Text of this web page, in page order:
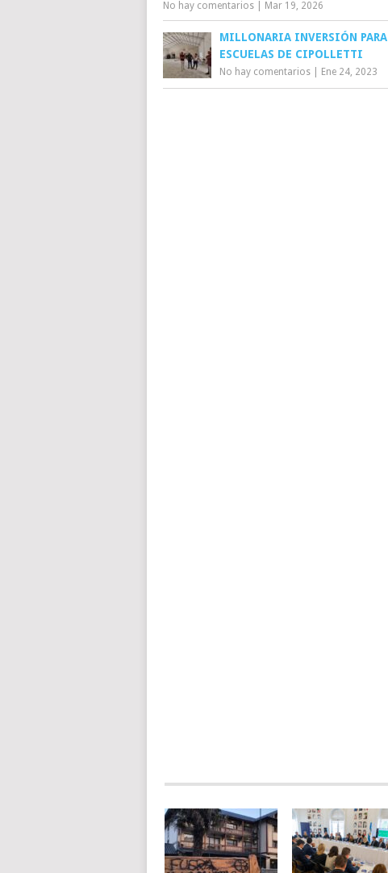
No hay comentarios Mar 19, 2026
MILLONARIA INVERSIÓN PARA
ESCUELAS DE CIPOLLETTI
No hay comentarios Ene 24, 2023